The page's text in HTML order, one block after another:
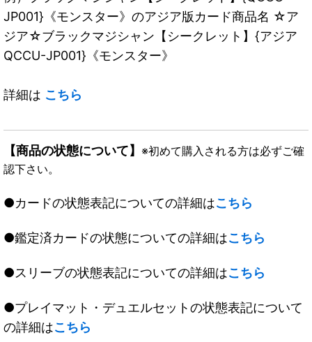
JP001}《モンスター》のアジア版カード商品名 ☆ア
ジア☆ブラックマジシャン【シークレット】{アジア
QCCU-JP001}《モンスター》
詳細は こちら
【商品の状態について】 ※初めて購入される方は必ずご確
認下さい。
●カードの状態表記についての詳細はこちら
●鑑定済カードの状態についての詳細はこちら
●スリーブの状態表記についての詳細はこちら
●プレイマット・デュエルセットの状態表記について
の詳細はこちら